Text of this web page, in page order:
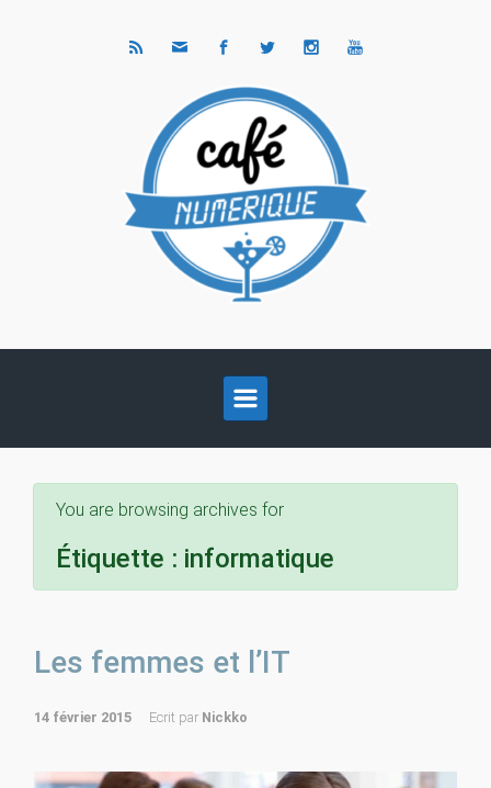
You are browsing archives for
Étiquette : informatique
Les femmes et l’IT
14 février 2015 Ecrit par Nickko